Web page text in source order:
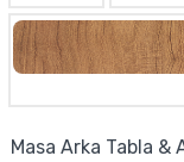
Masa Arka Tabla &